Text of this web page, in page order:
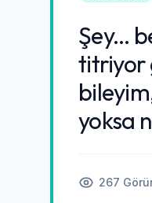
Şey...
titriyor
yoksa
267